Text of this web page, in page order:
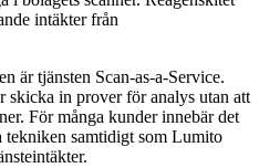
intäkter från
är tjänsten Scan-as-a-Service.
skicka in prover för analys utan att
För många kunder innebär det
tekniken samtidigt som Lumito